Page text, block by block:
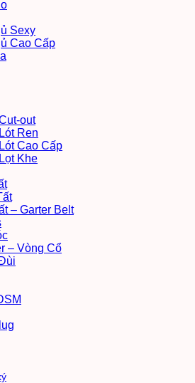
Sexy
Cao Cấp
out
Ren
Cao Cấp
Khe
– Garter Belt
– Vòng Cổ